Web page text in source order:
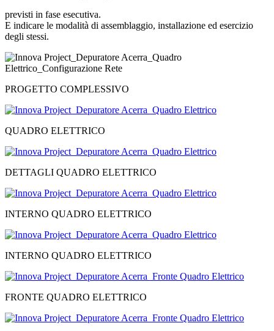
previsti in fase esecutiva.
E indicare le modalità di assemblaggio, installazione ed esercizio
degli stessi.
PROGETTO COMPLESSIVO
QUADRO ELETTRICO
DETTAGLI QUADRO ELETTRICO
INTERNO QUADRO ELETTRICO
INTERNO QUADRO ELETTRICO
FRONTE QUADRO ELETTRICO